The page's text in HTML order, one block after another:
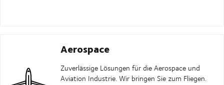
Aerospace
Zuverlässige Lösungen für die Aerospace und
Aviation Industrie. Wir bringen Sie zum Fliegen.